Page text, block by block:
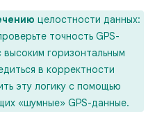
целостности данных:
точность GPS-
горизонтальным
в корректности
эту логику с помощью
«шумные» GPS-данные.